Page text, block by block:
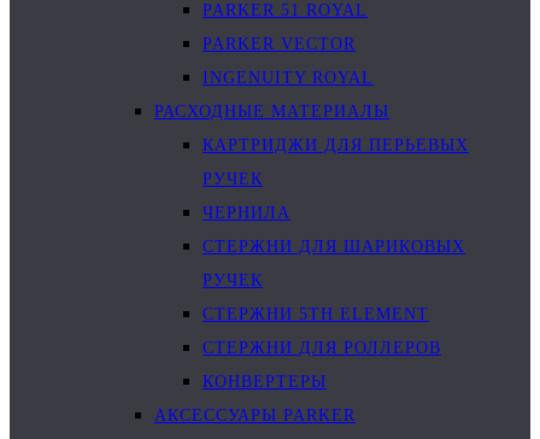
PARKER 51 ROYAL
PARKER VECTOR
INGENUITY ROYAL
РАСХОДНЫЕ МАТЕРИАЛЫ
КАРТРИДЖИ ДЛЯ ПЕРЬЕВЫХ
РУЧЕК
ЧЕРНИЛА
СТЕРЖНИ ДЛЯ ШАРИКОВЫХ
РУЧЕК
СТЕРЖНИ 5TH ELEMENT
СТЕРЖНИ ДЛЯ РОЛЛЕРОВ
КОНВЕРТЕРЫ
АКСЕССУАРЫ PARKER